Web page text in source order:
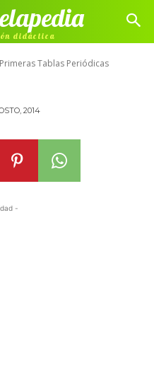
didáctica
Tablas Periódicas
Tablas
2014
-